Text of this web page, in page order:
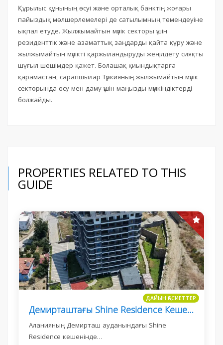
Құрылыс құнының өсуі және орталық банктің жоғары
пайыздық мөлшерлемелері де сатылымның төмендеуіне
ықпал етуде. Жылжымайтын мүлік секторы үшін
резиденттік және азаматтық заңдарды қайта құру және
жылжымайтын мүлікті қаржыландыруды жеңілдету сияқты
шұғыл шешімдер қажет. Болашақ қиындықтарға
қарамастан, сарапшылар Түркияның жылжымайтын мүлік
секторында өсу мен даму үшін маңызды мүмкіндіктерді
болжайды.
PROPERTIES RELATED TO THIS
GUIDE
ДАЙЫН ҚАСИЕТТЕР
Демирташтағы Shine Residence Кешенінде 1+1 Пәтер
Аланияның Демирташ ауданындағы Shine
Residence кешенінде…